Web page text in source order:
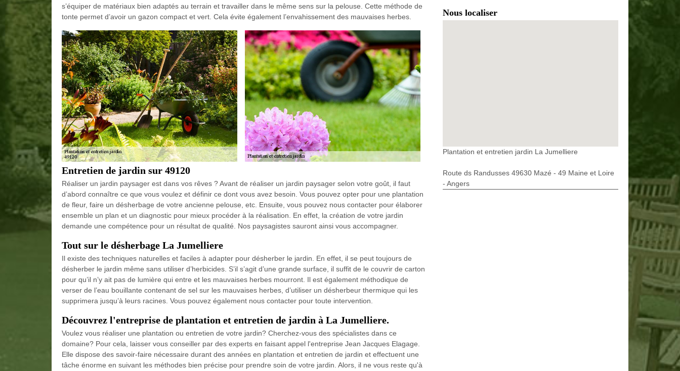
s’équiper de matériaux bien adaptés au terrain et travailler dans le même sens sur la pelouse. Cette méthode de
tonte permet d’avoir un gazon compact et vert. Cela évite également l’envahissement des mauvaises herbes.
Entretien de jardin sur 49120
Réaliser un jardin paysager est dans vos rêves ? Avant de réaliser un jardin paysager selon votre goût, il faut
d’abord connaître ce que vous voulez et définir ce dont vous avez besoin. Vous pouvez opter pour une plantation
de fleur, faire un désherbage de votre ancienne pelouse, etc. Ensuite, vous pouvez nous contacter pour élaborer
ensemble un plan et un diagnostic pour mieux procéder à la réalisation. En effet, la création de votre jardin
demande une compétence pour un résultat de qualité. Nos paysagistes sauront ainsi vous accompagner.
Tout sur le désherbage La Jumelliere
Il existe des techniques naturelles et faciles à adapter pour désherber le jardin. En effet, il se peut toujours de
désherber le jardin même sans utiliser d’herbicides. S’il s’agit d’une grande surface, il suffit de le couvrir de carton
pour qu’il n’y ait pas de lumière qui entre et les mauvaises herbes mourront. Il est également méthodique de
verser de l’eau bouillante contenant de sel sur les mauvaises herbes, d’utiliser un désherbeur thermique qui les
supprimera jusqu’à leurs racines. Vous pouvez également nous contacter pour toute intervention.
Découvrez l'entreprise de plantation et entretien de jardin à La Jumelliere.
Voulez vous réaliser une plantation ou entretien de votre jardin? Cherchez-vous des spécialistes dans ce
domaine? Pour cela, laisser vous conseiller par des experts en faisant appel l'entreprise Jean Jacques Elagage.
Elle dispose des savoir-faire nécessaire durant des années en plantation et entretien de jardin et effectuent une
tâche énorme en suivant les méthodes bien précise pour prendre soin de votre jardin. Alors, il ne vous reste qu'à
Nous localiser
Plantation et entretien jardin La Jumelliere
Route ds Randusses 49630 Mazé - 49 Maine et Loire
- Angers